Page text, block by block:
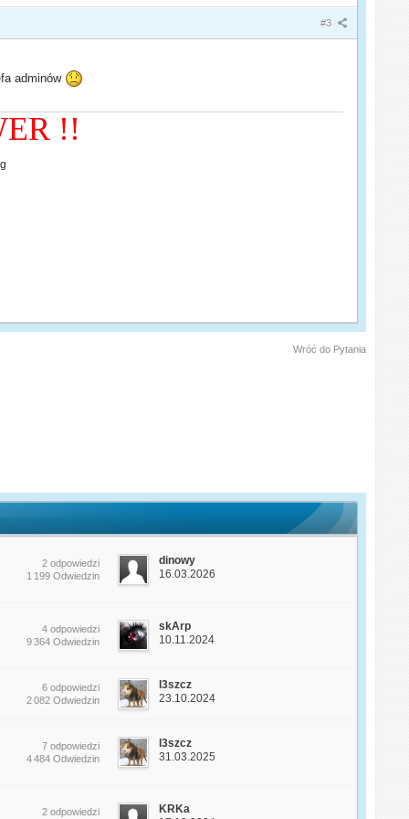
#3
adminów
!!
Wróć do Pytania
2 odpowiedzi
1 199 Odwiedzin
dinowy
16.03.2026
4 odpowiedzi
9 364 Odwiedzin
skArp
10.11.2024
6 odpowiedzi
2 082 Odwiedzin
l3szcz
23.10.2024
7 odpowiedzi
4 484 Odwiedzin
l3szcz
31.03.2025
2 odpowiedzi
KRKa